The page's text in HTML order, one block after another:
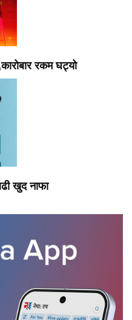
रकम घट्यो
खुद नाफा